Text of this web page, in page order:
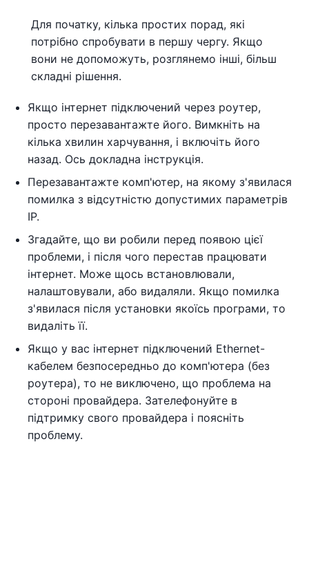
Для початку, кілька простих порад, які
потрібно спробувати в першу чергу. Якщо
вони не допоможуть, розглянемо інші, більш
складні рішення.
Якщо інтернет підключений через роутер,
просто перезавантажте його. Вимкніть на
кілька хвилин харчування, і включіть його
назад. Ось докладна інструкція.
Перезавантажте комп'ютер, на якому з'явилася
помилка з відсутністю допустимих параметрів
IP.
Згадайте, що ви робили перед появою цієї
проблеми, і після чого перестав працювати
інтернет. Може щось встановлювали,
налаштовували, або видаляли. Якщо помилка
з'явилася після установки якоїсь програми, то
видаліть її.
Якщо у вас інтернет підключений Ethernet-
кабелем безпосередньо до комп'ютера (без
роутера), то не виключено, що проблема на
стороні провайдера. Зателефонуйте в
підтримку свого провайдера і поясніть
проблему.